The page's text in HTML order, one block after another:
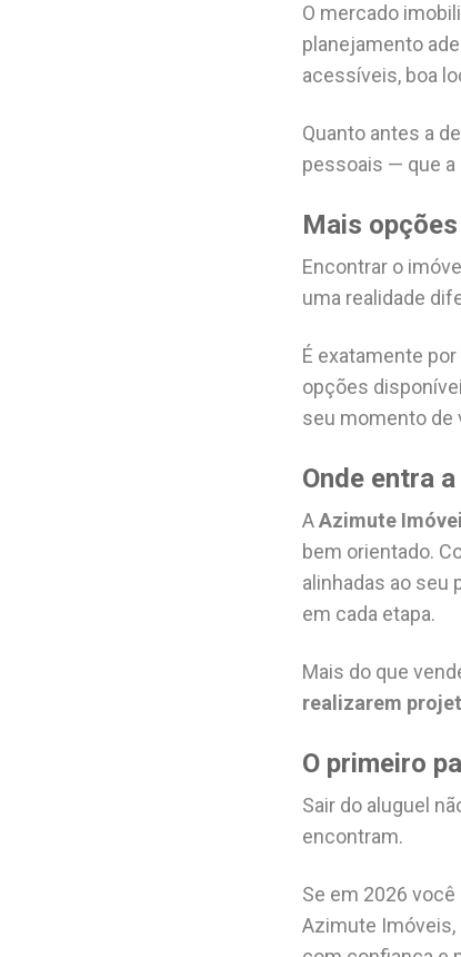
O mercado
planejamento
acessíveis, boa
Quanto antes a
pessoais — que a
Mais
Encontrar o
uma realidade
É exatamente
opções
seu momento de
Onde entra
AAzimute
bem orientado.
alinhadas ao seu
em cada etapa.
Mais do que
realizarem
O primeiro
Sair do aluguel
encontram.
Se em 2026
Azimute Imóveis,